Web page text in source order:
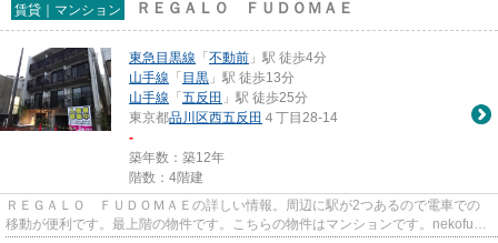
賃貸｜マンション ＲＥＧＡＬＯ ＦＵＤＯＭＡＥ
東急目黒線 「 不動前 」駅 徒歩4分
山手線 「 目黒 」駅 徒歩13分
山手線 「 五反田 」駅 徒歩25分
東京都品川区西五反田 ４丁目28-14
-
築年数：築12年
階数：4階建
ＲＥＧＡＬＯ ＦＵＤＯＭＡＥの詳しい情報。周辺に駅が2つあるので電車での
移動が便利です。最上階の物件です。こちらの物件はマンションです。nekofu中